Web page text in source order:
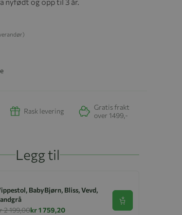
Rask levering
Gratis frakt
over 1499,-
Legg til
BabyBjørn, Bliss, Vevd,
2 199,00kr 1 759,20
Se produkt